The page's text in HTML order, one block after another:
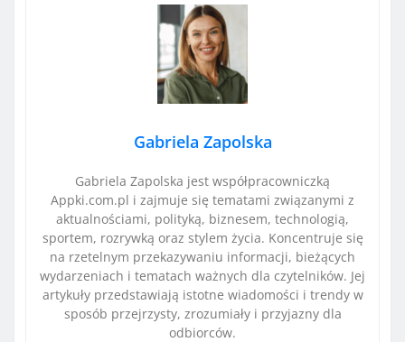
Gabriela Zapolska
Gabriela Zapolska jest współpracowniczką
Appki.com.pl i zajmuje się tematami związanymi z
aktualnościami, polityką, biznesem, technologią,
sportem, rozrywką oraz stylem życia. Koncentruje się
na rzetelnym przekazywaniu informacji, bieżących
wydarzeniach i tematach ważnych dla czytelników. Jej
artykuły przedstawiają istotne wiadomości i trendy w
sposób przejrzysty, zrozumiały i przyjazny dla
odbiorców.